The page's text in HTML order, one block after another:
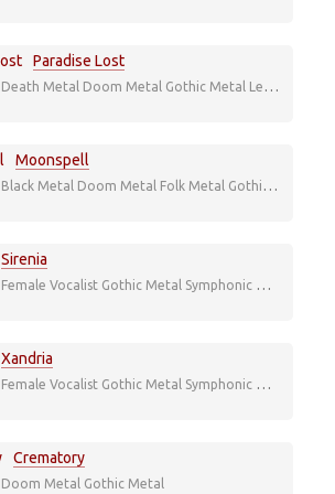
Paradise Lost
Death Metal Doom Metal Gothic Metal Legend
Moonspell
Black Metal Doom Metal Folk Metal Gothic Metal
Sirenia
Female Vocalist Gothic Metal Symphonic Metal
Xandria
Female Vocalist Gothic Metal Symphonic Metal
Crematory
Doom Metal Gothic Metal